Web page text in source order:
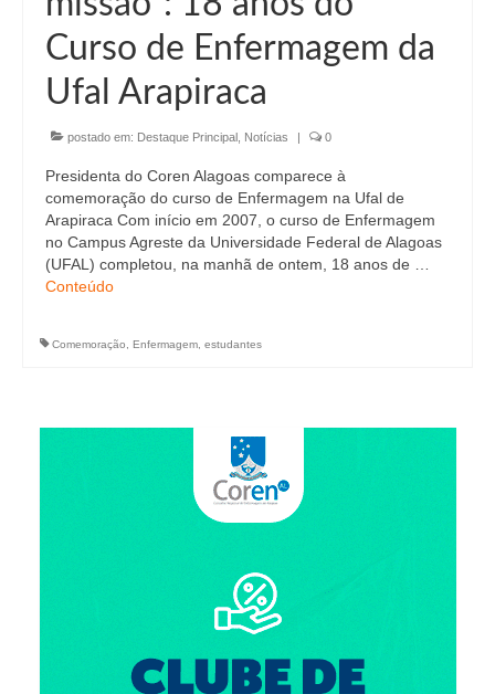
Editais e licitação
Eleições
Fiscalização
Responsabilidade Técnica
Legislações
Decisões
Portarias
Suspensão do Exercício Profissional
Procedimento para registro
Valores dos serviços
Curso de Enfermagem da
Ufal Arapiraca
postado em: Destaque Principal Notícias | 0
Presidenta do Coren Alagoas comparece à
comemoração do curso de Enfermagem na Ufal de
Arapiraca Com início em 2007, o curso de Enfermagem
no Campus Agreste da Universidade Federal de Alagoas
(UFAL) completou, na manhã de ontem, 18 anos de …
Conteúdo
Comemoração Enfermagem estudantes